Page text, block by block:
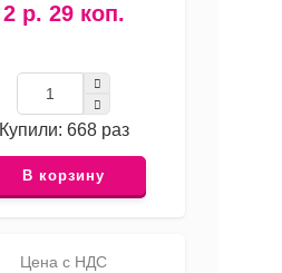
2 р. 29 коп.
Купили: 668 раз
В корзину
Цена с НДС